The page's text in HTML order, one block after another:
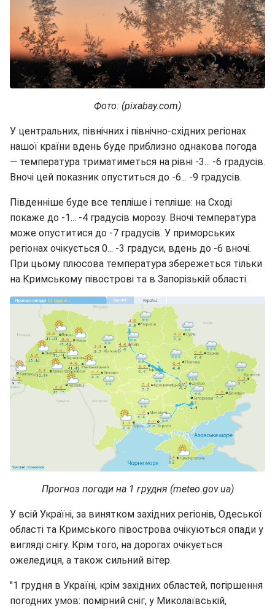
Фото: (pixabay.com)
У центральних, північних і північно-східних регіонах
нашої країни вдень буде приблизно однакова погода
— температура триматиметься на рівні -3... -6 градусів.
Вночі цей показник опуститься до -6... -9 градусів.
Південніше буде все тепліше і тепліше: на Сході
покаже до -1... -4 градусів морозу. Вночі температура
може опуститися до -7 градусів. У приморських
регіонах очікується 0... -3 градуси, вдень до -6 вночі.
При цьому плюсова температура збережеться тільки
на Кримському півострові та в Запорізькій області.
Прогноз погоди на 1 грудня (meteo.gov.ua)
У всій Україні, за винятком західних регіонів, Одеської
області та Кримського півострова очікуються опади у
вигляді снігу. Крім того, на дорогах очікується
ожеледиця, а також сильний вітер.
"1 грудня в Україні, крім західних областей, погіршення
погодних умов: помірний сніг, у Миколаївській,